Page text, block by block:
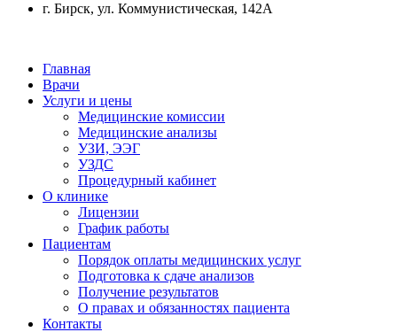
г. Бирск, ул. Коммунистическая, 142А
Главная
Врачи
Услуги и цены
Медицинские комиссии
Медицинские анализы
УЗИ, ЭЭГ
УЗДС
Процедурный кабинет
О клинике
Лицензии
График работы
Пациентам
Порядок оплаты медицинских услуг
Подготовка к сдаче анализов
Получение результатов
О правах и обязанностях пациента
Контакты